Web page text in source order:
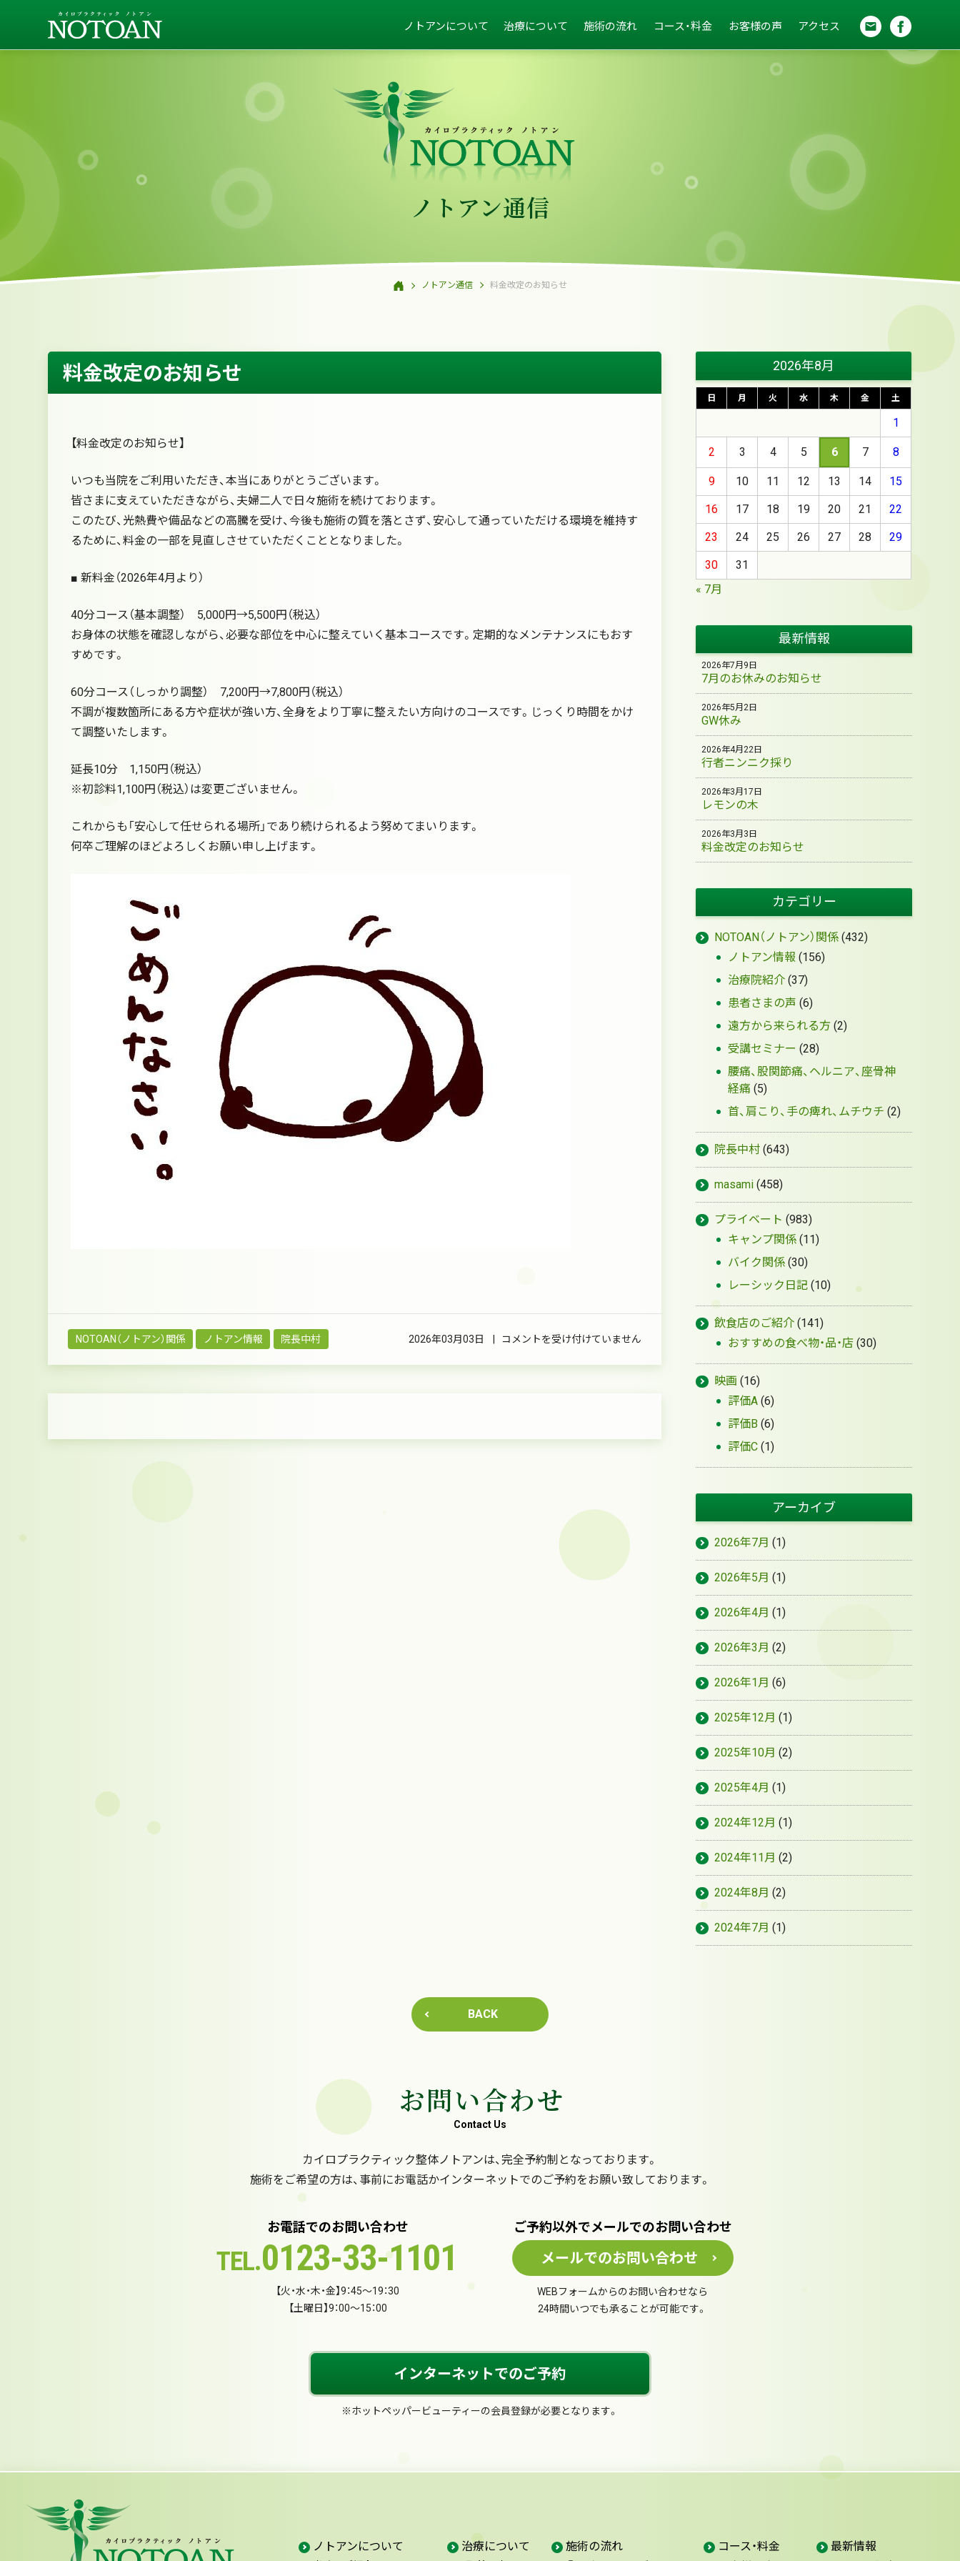
ノトアンについて 治療について 施術の流れ コース・料金 お客様の声 アクセス
ノトアン通信
ノトアン通信 料金改定のお知らせ
料金改定のお知らせ
【料金改定のお知らせ】
いつも当院をご利用いただき、本当にありがとうございます。
皆さまに支えていただきながら、夫婦二人で日々施術を続けております。
このたび、光熱費や備品などの高騰を受け、今後も施術の質を落とさず、安心して通っていただける環境を維持す
るために、料金の一部を見直しさせていただくこととなりました。
■ 新料金（2026年4月より）
40分コース（基本調整） 5,000円→5,500円（税込）
お身体の状態を確認しながら、必要な部位を中心に整えていく基本コースです。定期的なメンテナンスにもおす
すめです。
60分コース（しっかり調整） 7,200円→7,800円（税込）
不調が複数箇所にある方や症状が強い方、全身をより丁寧に整えたい方向けのコースです。じっくり時間をかけ
て調整いたします。
延長10分 1,150円（税込）
※初診料1,100円（税込）は変更ございません。
これからも「安心して任せられる場所」であり続けられるよう努めてまいります。
何卒ご理解のほどよろしくお願い申し上げます。
NOTOAN（ノトアン）関係 ノトアン情報 院長中村 2026年03月03日 |
料
定
コメントを受け付けていません
2026年8月
日 月 火 水 木 金 土
1
2 3 4 5 6 7 8
9 10 11 12 13 14 15
16 17 18 19 20 21 22
23 24 25 26 27 28 29
30
31
« 7月
最新情報
7月のお休みのお知らせ
2026年7月9日
GW休み
2026年5月2日
行者ニンニク採り
2026年4月22日
レモンの木
2026年3月17日
料金改定のお知らせ
2026年3月3日
カテゴリー
NOTOAN（ノトアン）関係 (432)
ノトアン情報 (156)
治療院紹介 (37)
患者さまの声 (6)
遠方から来られる方 (2)
受講セミナー (28)
腰痛、股関節痛、ヘルニア、座骨神
経痛 (5)
首、肩こり、手の痺れ、ムチウチ (2)
院長中村 (643)
masami (458)
プライベート (983)
キャンプ関係 (11)
バイク関係 (30)
レーシック日記 (10)
飲食店のご紹介 (141)
おすすめの食べ物・品・店 (30)
映画 (16)
評価A (6)
評価B (6)
評価C (1)
アーカイブ
2026年7月 (1)
2026年5月 (1)
2026年4月 (1)
2026年3月 (2)
2026年1月 (6)
2025年12月 (1)
2025年10月 (2)
2025年4月 (1)
2024年12月 (1)
2024年11月 (2)
2024年8月 (2)
2024年7月 (1)
BACK
お問い合わせ
Contact Us
カイロプラクティック整体ノトアンは、完全予約制となっております。
施術をご希望の方は、事前にお電話かインターネットでのご予約をお願い致しております。
お電話でのお問い合わせ
TEL.0123-33-1101
【火・水・木・金】9：45～19：30
【土曜日】9：00～15：00
ご予約以外でメールでのお問い合わせ
メールでのお問い合わせ
WEBフォームからのお問い合わせなら
24時間いつでも承ることが可能です。
インターネットでのご予約
※ホットペッパービューティーの会員登録が必要となります。
ノトアンについて 治療について 施術の流れ
コース・料金
最新情報